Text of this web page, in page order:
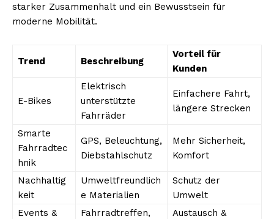
starker Zusammenhalt und ein Bewusstsein für
moderne Mobilität.
Trend Beschreibung
Vorteil für
Kunden
E-Bikes
Elektrisch
unterstützte
Fahrräder
Einfachere Fahrt,
längere Strecken
Smarte
Fahrradtec
hnik
GPS, Beleuchtung,
Diebstahlschutz
Mehr Sicherheit,
Komfort
Nachhaltig
keit
Umweltfreundlich
e Materialien
Schutz der
Umwelt
Events &
Fahrradtreffen,
Austausch &